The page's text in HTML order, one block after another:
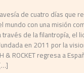
de cuatro días que
con una misión
través de la filantropía, el
en 2011 por la
& ROCKET regresa a